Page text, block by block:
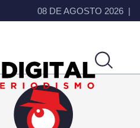
08 DE AGOSTO 2026